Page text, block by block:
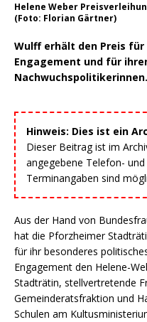
Helene Weber
(Foto: Florian Gärtner)
Wulff erhält den Preis
Engagement und für
Nachwuchspolitikerinnen.
Hinweis: Dies ist ein
Dieser Beitrag ist im
angegebene Telefon-
Terminangaben sind
Aus der Hand von
hat die Pforzheimer
für ihr besonderes
Engagement den Helene-
Stadträtin, stellvertretende
Gemeinderatsfraktion und
Schulen am